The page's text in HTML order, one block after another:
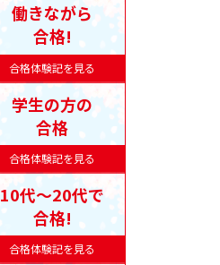
合格体験記を見る
働きながら
合格!
合格体験記を見る
学生の方の
合格
合格体験記を見る
10代〜20代で
合格!